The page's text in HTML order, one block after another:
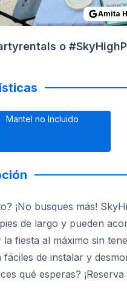
Amita
o
Mantel no Incluido
¡No busques más!
de largo y pueden
fiesta al máximo sin
de instalar y
qué esperas?